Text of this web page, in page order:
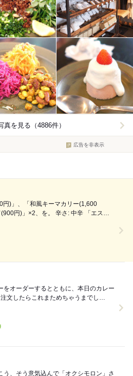
真を見る（4886件）
広告を非表示
円)」、「和風キーマカリー(1,600
を。 辛さ: 中辛 「エスニ
を選んだものの、辛さは控えめ。 根
をオーダーするとともに、本日のカレー
文したらこれまためちゃうまでし
う、そう意気込んで「オクシモロン」さ